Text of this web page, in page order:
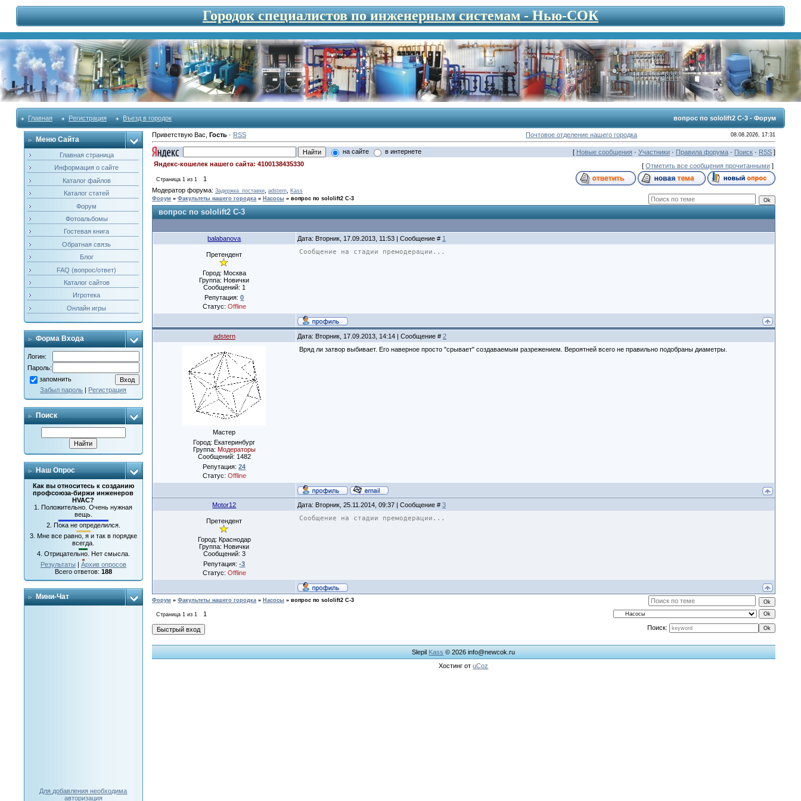
Городок специалистов по инженерным системам - Нью-СОК
Главная Регистрация Въезд в городок вопрос по sololift2 C-3 - Форум
Меню Сайта
Главная страница
Информация о сайте
Каталог файлов
Каталог статей
Форум
Фотоальбомы
Гостевая книга
Обратная связь
Блог
FAQ (вопрос/ответ)
Каталог сайтов
Игротека
Онлайн игры
Форма Входа
Логин:
Пароль:
запомнить
Забыл пароль | Регистрация
Поиск
Наш Опрос
Как вы относитесь к созданию
профсоюза-биржи инженеров
HVAC?
1.Положительно. Очень нужная
вещь.
2. Пока не определился.
3. Мне все равно, я и так в порядке
всегда.
4. Отрицательно. Нет смысла.
Результаты | Архив опросов
Всего ответов: 188
Мини-Чат
Для добавления необходима
авторизация
Приветствую Вас Гость· RSS Почтовое отделение нашего городка 08.08.2026, 17:31
на сайте в интернете [ Новые сообщения· Участники· Правила форума· Поиск· RSS]
Яндекс-кошелек нашего сайта: 4100138435330
[ Отметить все сообщения прочитанными]
Страница 1 из 1
1
Модератор форума: Задержка_поставки, adstern,
Kass
Форум » Факультеты нашего городка » Насосы » вопрос по sololift2 C-3
вопрос по sololift2 C-3
balabanova Дата: Вторник, 17.09.2013, 11:53 | Сообщение # 1
Претендент
Город: Москва
Группа: Новички
Сообщений: 1
Репутация:0
Статус: Offline
Сообщение на стадии премодерации...
adstern Дата: Вторник, 17.09.2013, 14:14 | Сообщение # 2
Мастер
Город: Екатеринбург
Группа: Модераторы
Сообщений: 1482
Репутация:24
Статус: Offline
Вряд ли затвор выбивает. Его наверное просто "срывает" создаваемым разрежением. Вероятней всего не правильно подобраны диаметры.
Motor12 Дата: Вторник, 25.11.2014, 09:37 | Сообщение # 3
Претендент
Город: Краснодар
Группа: Новички
Сообщений: 3
Репутация:-3
Статус: Offline
Сообщение на стадии премодерации...
Форум » Факультеты нашего городка » Насосы » вопрос по sololift2 C-3
Страница 1 из 1
1
Поиск:
SlepilKass © 2026 info@newcok.ru
Хостинг отuCoz